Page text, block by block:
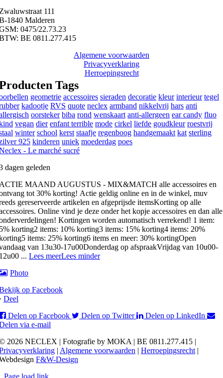
111
1840 Malderen
0475/22.73.23
BE 0811.277.415
Algemene voorwaarden
Privacyverklaring
Herroepingsrecht
Tags
geometrie accessoires sieraden decoratie kleur interieur tegel
kadootje RVS quote neclex armband nikkelvrij hars anti
oorsteker biba rond wenskaart anti-allergeen ear candy fluo
vegan dier enfant terrible mode cirkel liefde goudkleur roestvrij
winter school kerst staafje regenboog handgemaakt kat sterling
925 kinderen uniek moederdag poes
- Le marché sucré
dagen geleden
MAAND AUGUSTUS - MIX&MATCH alle accessoires en
tot 30% korting! Actie geldig online en in de winkel, muv
gereserveerde artikelen en afgeprijsde itemsKorting op alle
Online vind je deze onder het kopje accessoires en dan alle
Kortingen worden automatisch verrekend! 1 item:
korting2 items: 10% korting3 items: 15% korting4 items: 20%
5 items: 25% korting6 items en meer: 30% kortingOpen
van 13u30-17u00Donderdag op afspraakVrijdag van 10u00-
... Lees meerLees minder
Photo
op Facebook
Deel
Delen op Facebook
Delen op Twitter
Delen op LinkedIn
via e-mail
2026 NECLEX | Fotografie by MOKA | BE 0811.277.415 |
| Algemene voorwaarden | Herroepingsrecht |
F&W-Design